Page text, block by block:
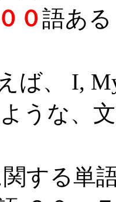
０語あ
、 I, My,
ような、
する単